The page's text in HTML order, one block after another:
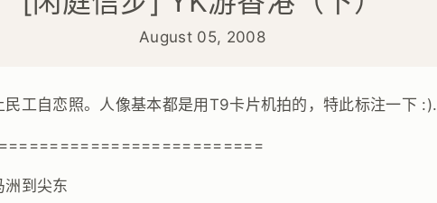
August 05, 2008
民工自恋照。人像基本都是用T9卡片机拍的，特此标注一下 :).
洲到尖东